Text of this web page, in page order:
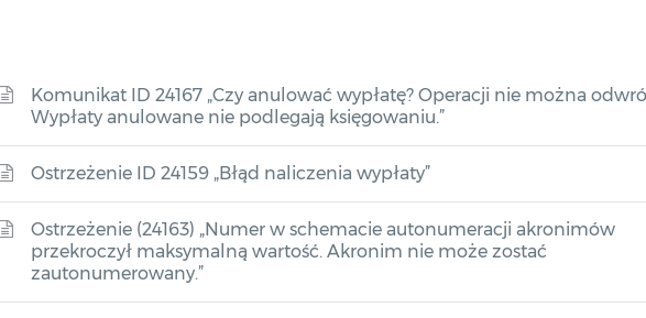
Komunikat ID 24167 „Czy anulować wypłatę? Operacji nie można
Wypłaty anulowane nie podlegają księgowaniu.”
Ostrzeżenie ID 24159 „Błąd naliczenia wypłaty”
Ostrzeżenie (24163) „Numer w schemacie autonumeracji akronimów
przekroczył maksymalną wartość. Akronim nie może zostać
zautonumerowany.”